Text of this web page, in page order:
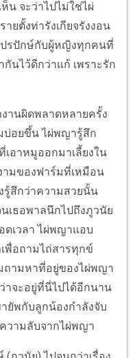
น จะว่าไปไม่ใช่ไผ่
ตั้งท่ารังเกียจรังงอน
รปักษ์กับผู้หญิงทุกคนที่
กันไว้ดีกว่าแก้ เพราะรัก
านผิดพลาดหลายครั้ง
บ่อยขึ้น ไผ่พญารู้สึก
อาหมูออกมาเลี้ยงใน
ามของฟาร์มที่เหมือน
รู้สึกว่าความสวยนั้น
เธอพาลนึกไปถึงภูวนัย
เวลา ไผ่พญาแอบ
พื่อถามไถ่สารทุกข์
ถามหาที่อยู่ของไผ่พญา
าจะอยู่ที่นี่ไปได้อีกนาน
ยัพกับลูกน้องกำลังจับ
ความลับจากไผ่พญา